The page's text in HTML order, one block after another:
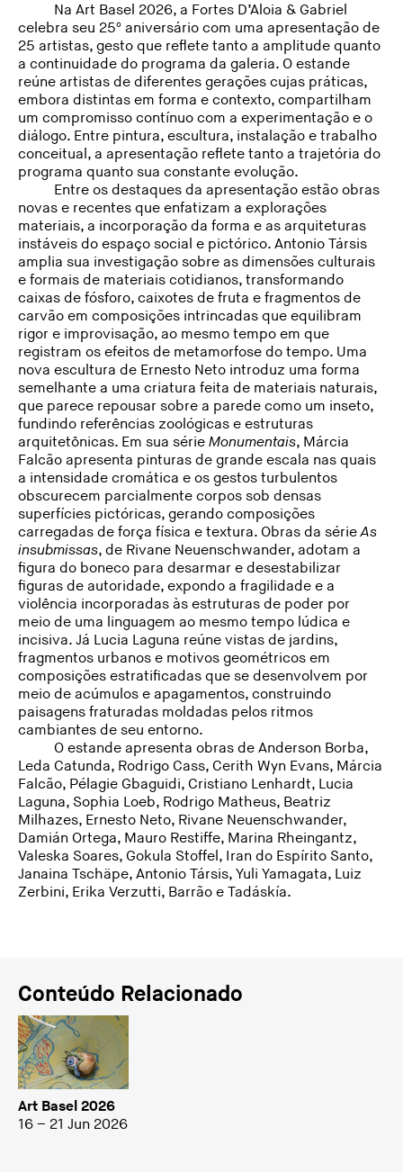
Na Art Basel 2026, a Fortes D’Aloia & Gabriel
celebra seu 25º aniversário com uma apresentação de
25 artistas, gesto que reflete tanto a amplitude quanto
a continuidade do programa da galeria. O estande
reúne artistas de diferentes gerações cujas práticas,
embora distintas em forma e contexto, compartilham
um compromisso contínuo com a experimentação e o
diálogo. Entre pintura, escultura, instalação e trabalho
conceitual, a apresentação reflete tanto a trajetória do
programa quanto sua constante evolução.
Entre os destaques da apresentação estão obras
novas e recentes que enfatizam a explorações
materiais, a incorporação da forma e as arquiteturas
instáveis do espaço social e pictórico. Antonio Társis
amplia sua investigação sobre as dimensões culturais
e formais de materiais cotidianos, transformando
caixas de fósforo, caixotes de fruta e fragmentos de
carvão em composições intrincadas que equilibram
rigor e improvisação, ao mesmo tempo em que
registram os efeitos de metamorfose do tempo. Uma
nova escultura de Ernesto Neto introduz uma forma
semelhante a uma criatura feita de materiais naturais,
que parece repousar sobre a parede como um inseto,
fundindo referências zoológicas e estruturas
arquitetônicas. Em sua série Monumentais, Márcia
Falcão apresenta pinturas de grande escala nas quais
a intensidade cromática e os gestos turbulentos
obscurecem parcialmente corpos sob densas
superfícies pictóricas, gerando composições
carregadas de força física e textura. Obras da sérieAs
insubmissas, de Rivane Neuenschwander, adotam a
figura do boneco para desarmar e desestabilizar
figuras de autoridade, expondo a fragilidade e a
violência incorporadas às estruturas de poder por
meio de uma linguagem ao mesmo tempo lúdica e
incisiva. Já Lucia Laguna reúne vistas de jardins,
fragmentos urbanos e motivos geométricos em
composições estratificadas que se desenvolvem por
meio de acúmulos e apagamentos, construindo
paisagens fraturadas moldadas pelos ritmos
cambiantes de seu entorno.
O estande apresenta obras de Anderson Borba,
Leda Catunda, Rodrigo Cass, Cerith Wyn Evans, Márcia
Falcão, Pélagie Gbaguidi, Cristiano Lenhardt, Lucia
Laguna, Sophia Loeb, Rodrigo Matheus, Beatriz
Milhazes, Ernesto Neto, Rivane Neuenschwander,
Damián Ortega, Mauro Restiffe, Marina Rheingantz,
Valeska Soares, Gokula Stoffel, Iran do Espírito Santo,
Janaina Tschäpe, Antonio Társis, Yuli Yamagata, Luiz
Zerbini, Erika Verzutti, Barrão e Tadáskía.
Conteúdo Relacionado
Art Basel 2026
16 – 21 Jun 2026